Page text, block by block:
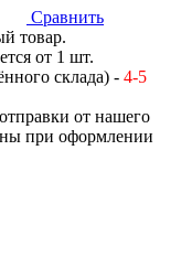
Сравнить
товар.
от 1 шт.
склада) - 4-5
от нашего
при оформлении